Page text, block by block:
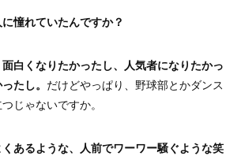
憧れていたんですか？
白くなりたかったし、人気者になりたかっ
たし。 だけどやっぱり、野球部とかダンス
じゃないですか。
あるような、人前でワーワー騒ぐような笑